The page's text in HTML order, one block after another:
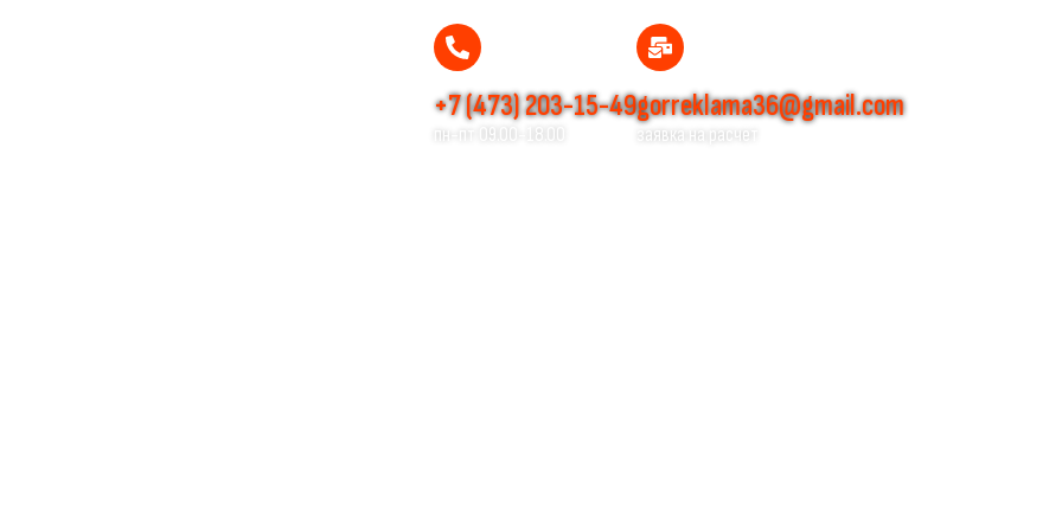
+7 (473) 203-15-49
пн-пт 09.00-18.00
gorreklama36@gmail.com
заявка на расчет